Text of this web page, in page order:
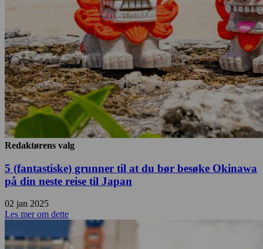
Redaktørens valg
5 (fantastiske) grunner til at du bør besøke Okinawa
på din neste reise til Japan
02 jan 2025
Les mer om dette